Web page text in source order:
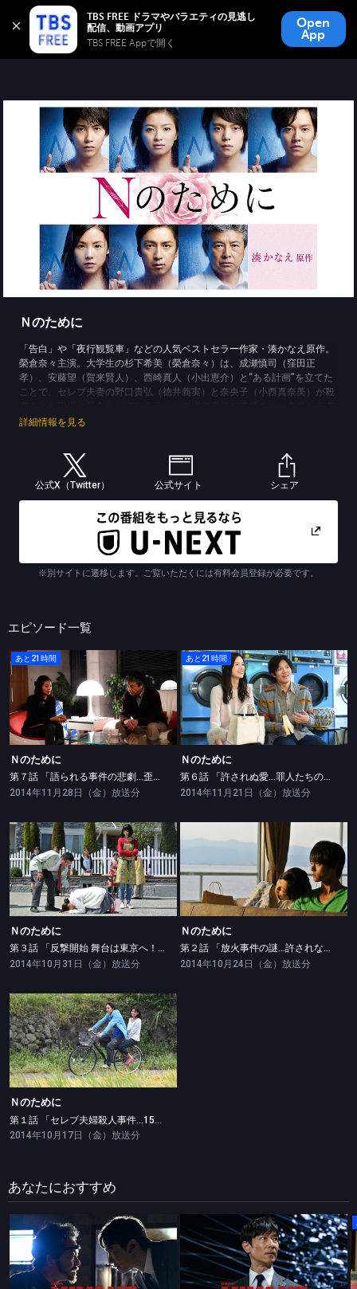
TBS FREE ドラマやバラエティの見逃し
TBS FREE Appで開く
Open
App
TBS FREE
無料見逃し配信
Ｎのために
「告白」や「夜行観覧車」などの人気ベストセラー作家・湊かなえ原作。
榮倉奈々主演。大学生の杉下希美（榮倉奈々）は、成瀬慎司（窪田正
孝）、安藤望（賀来賢人）、西崎真人（小出恵介）と“ある計画”を立てた
ことで、セレブ夫妻の野口貴弘（徳井義実）と奈央子（小西真奈美）が殺
罪が確定し、懲役１０年が言い渡される。１０年後、この事件の判決に疑
誰を愛し、どんな罪を犯したのか…。現在と過去を交錯させながら、事件
の真実を明らかにしていく純愛ミステリー！
(C)TBSスパークル／TBS
詳細情報を見る
公式X（Twitter） 公式サイト シェア
※別サイトに遷移します。ご覧いただくには有料会員登録が必要です。
エピソード一覧
あと21時間
Ｎのために
Ｎのために
第７話 「語られる事件の悲劇…歪んだ愛の代償」
2014年11月28日（金）放送分
あと21時間
Ｎのために
第６話 「許されぬ愛…罪人たちの悲しい告白」
Ｎのために
第６話 「許されぬ愛…罪人たちの悲しい告白」
2014年11月21日（金）放送分
Ｎのために
第３話 「反撃開始 舞台は東京へ！運命の出会い」
Ｎのために
第３話 「反撃開始 舞台は東京へ！運命の出会い」
2014年10月31日（金）放送分
Ｎのために
Ｎのために
第２話 「放火事件の謎…許されない罪の共有」
2014年10月24日（金）放送分
Ｎのために
第１話 「セレブ夫婦殺人事件…15年前に隠された秘密」
Ｎのために
第１話 「セレブ夫婦殺人事件…15年前に隠された秘密」
2014年10月17日（金）放送分
あなたにおすすめ
VIVANT(2026)
VIVANT(2026)
第十一話 新たな冒険始まる